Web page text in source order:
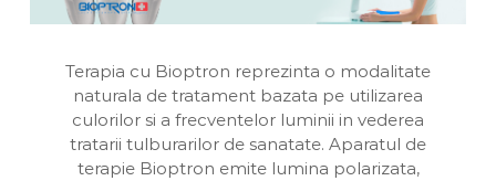
n
Terapia cu Bioptron reprezinta o modalitate
naturala de tratament bazata pe utilizarea
culorilor si a frecventelor luminii in vederea
tratarii tulburarilor de sanatate. Aparatul de
terapie Bioptron emite lumina polarizata,